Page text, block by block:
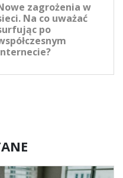
zagrożenia w
Na co uważać
po